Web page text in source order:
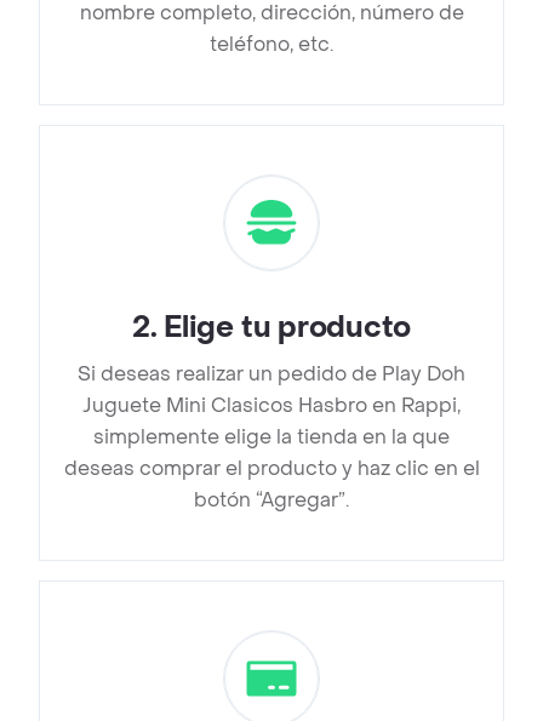
nombre completo, dirección, número de
teléfono, etc.
2. Elige tu producto
Si deseas realizar un pedido de Play Doh
Juguete Mini Clasicos Hasbro en Rappi,
simplemente elige la tienda en la que
deseas comprar el producto y haz clic en el
botón “Agregar”.